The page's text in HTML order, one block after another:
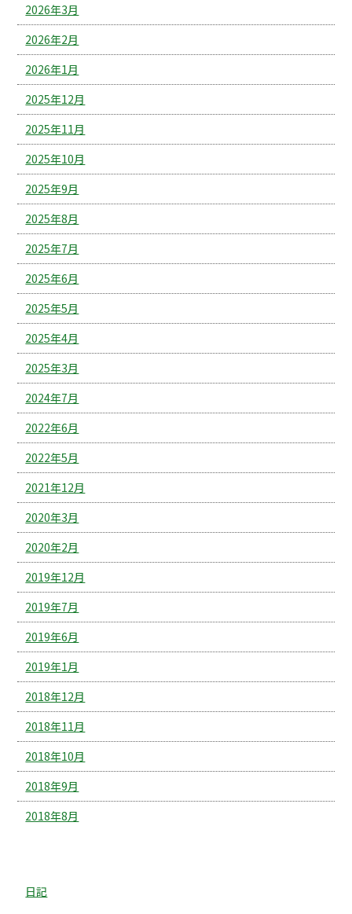
2026年3月
2026年2月
2026年1月
2025年12月
2025年11月
2025年10月
2025年9月
2025年8月
2025年7月
2025年6月
2025年5月
2025年4月
2025年3月
2024年7月
2022年6月
2022年5月
2021年12月
2020年3月
2020年2月
2019年12月
2019年7月
2019年6月
2019年1月
2018年12月
2018年11月
2018年10月
2018年9月
2018年8月
日記